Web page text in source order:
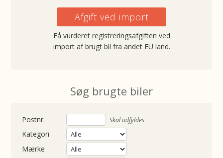
Afgift ved import
Få vurderet registreringsafgiften ved
import af brugt bil fra andet EU land.
Søg brugte biler
Skal udfyldes
Kategori
Mærke